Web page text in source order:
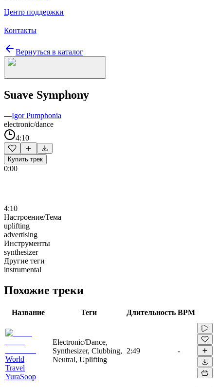
Центр поддержки
Контакты
Вернуться в каталог
Suave Symphony
—Igor Pumphonia
electronic/dance
4:10
Купить трек
0:00
4:10
Настроение/Тема
uplifting
advertising
Инструменты
synthesizer
Другие теги
instrumental
Похожие треки
Название Теги Длительность BPM
World
Travel
YuraSoop
Electronic/Dance,
Synthesizer, Clubbing,
Neutral, Uplifting
2:49 -